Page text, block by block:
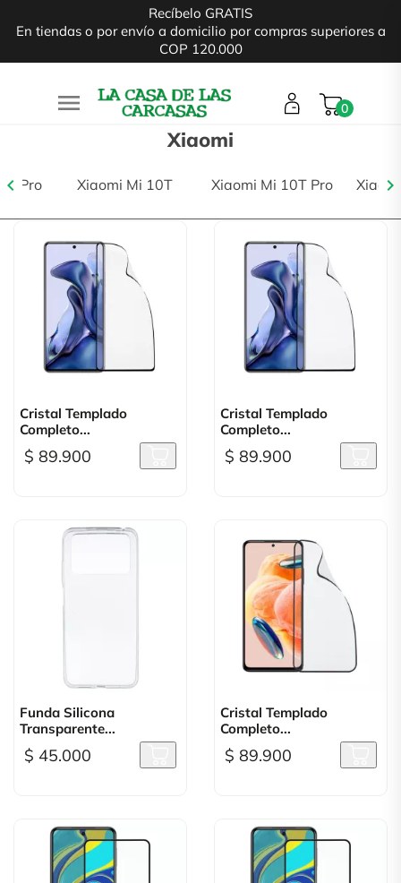
Recíbelo GRATIS
En tiendas o por envío a domicilio por compras superiores a
COP 120.000
 0
Xiaomi
Pro Xiaomi Mi 10T Xiaomi Mi 10T Pro
chevron_left chevron_right
Cristal Templado
Completo...
$ 89.900
Cristal Templado
Completo...
$ 89.900
Funda Silicona
Transparente...
$ 45.000
Cristal Templado
Completo...
$ 89.900